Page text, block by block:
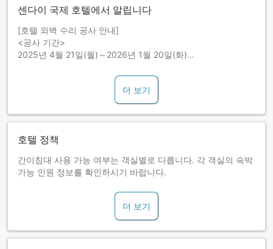
센다이 국제 호텔에서 알립니다
[호텔 외벽 수리 공사 안내]
<공사 기간>
2025년 4월 21일(월)～2026년 1월 20일(화)
공사 기간 중에는 소음 및 진동이 발생할 수 있습니다.
공사는 옥상에서 곤돌라를 매달아 작업을 실시합니다.
더 보기
호텔 정책
간이침대 사용 가능 여부는 객실별로 다릅니다. 각 객실의 숙박
가능 인원 정보를 확인하시기 바랍니다.
더 보기